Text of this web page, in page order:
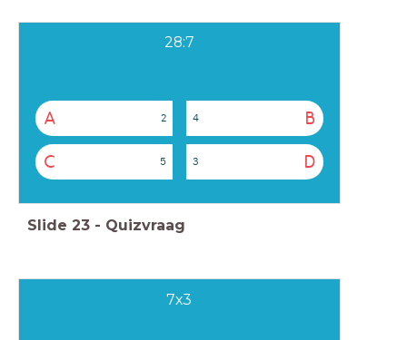
28:7
A 2 B
4
C 5 D
3
Slide 23 - Quizvraag
7x3